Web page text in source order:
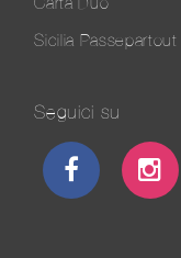
Sicilia Passepartout
Seguici su